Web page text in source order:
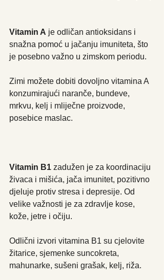
Vitamin A je odličan antioksidans i
snažna pomoć u jačanju imuniteta, što
je posebno važno u zimskom periodu.
Zimi možete dobiti dovoljno vitamina A
konzumirajući naranče, bundeve,
mrkvu, kelj i mliječne proizvode,
posebice maslac.
Vitamin B1 zadužen je za koordinaciju
živaca i mišića, jača imunitet, pozitivno
djeluje protiv stresa i depresije. Od
velike važnosti je za zdravlje kose,
kože, jetre i očiju.
Odlični izvori vitamina B1 su cjelovite
žitarice, sjemenke suncokreta,
mahunarke, sušeni grašak, kelj, riža.